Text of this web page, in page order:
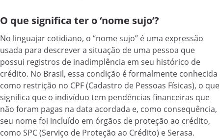
O que significa ter o ‘nome sujo’?
No linguajar cotidiano, o “nome sujo” é uma expressão
usada para descrever a situação de uma pessoa que
possui registros de inadimplência em seu histórico de
crédito. No Brasil, essa condição é formalmente conhecida
como restrição no CPF (Cadastro de Pessoas Físicas), o que
significa que o indivíduo tem pendências financeiras que
não foram pagas na data acordada e, como consequência,
seu nome foi incluído em órgãos de proteção ao crédito,
como SPC (Serviço de Proteção ao Crédito) e Serasa.